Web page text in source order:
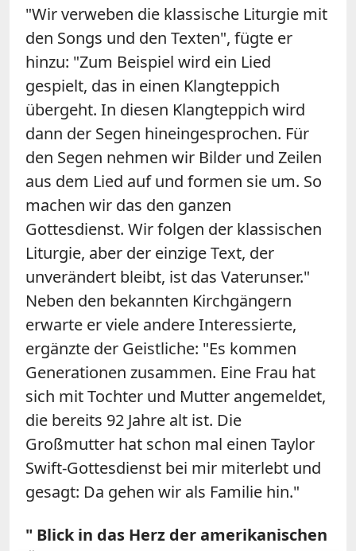
"Wir verweben die klassische Liturgie mit
den Songs und den Texten", fügte er
hinzu: "Zum Beispiel wird ein Lied
gespielt, das in einen Klangteppich
übergeht. In diesen Klangteppich wird
dann der Segen hineingesprochen. Für
den Segen nehmen wir Bilder und Zeilen
aus dem Lied auf und formen sie um. So
machen wir das den ganzen
Gottesdienst. Wir folgen der klassischen
Liturgie, aber der einzige Text, der
unverändert bleibt, ist das Vaterunser."
Neben den bekannten Kirchgängern
erwarte er viele andere Interessierte,
ergänzte der Geistliche: "Es kommen
Generationen zusammen. Eine Frau hat
sich mit Tochter und Mutter angemeldet,
die bereits 92 Jahre alt ist. Die
Großmutter hat schon mal einen Taylor
Swift-Gottesdienst bei mir miterlebt und
gesagt: Da gehen wir als Familie hin."
" Blick in das Herz der amerikanischen